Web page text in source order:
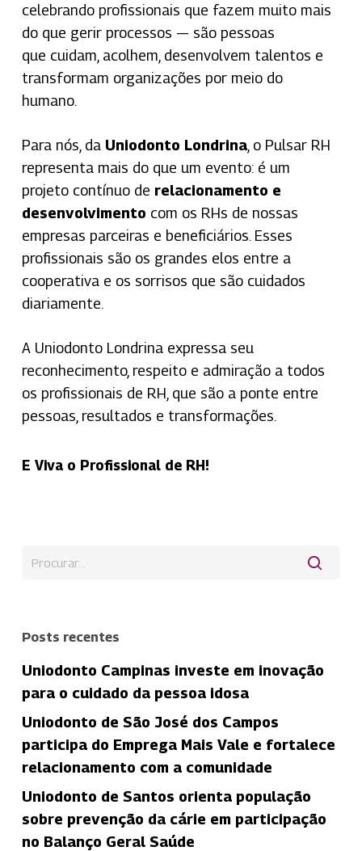
celebrando profissionais que fazem muito mais
do que gerir processos — são pessoas
que cuidam, acolhem, desenvolvem talentos e
transformam organizações por meio do
humano.
Para nós, da Uniodonto Londrina, o Pulsar RH
representa mais do que um evento: é um
projeto contínuo de relacionamento e
desenvolvimento com os RHs de nossas
empresas parceiras e beneficiários. Esses
profissionais são os grandes elos entre a
cooperativa e os sorrisos que são cuidados
diariamente.
A Uniodonto Londrina expressa seu
reconhecimento, respeito e admiração a todos
os profissionais de RH, que são a ponte entre
pessoas, resultados e transformações.
E Viva o Profissional de RH!
Posts recentes
Uniodonto Campinas investe em inovação
para o cuidado da pessoa idosa
Uniodonto de São José dos Campos
participa do Emprega Mais Vale e fortalece
relacionamento com a comunidade
Uniodonto de Santos orienta população
sobre prevenção da cárie em participação
no Balanço Geral Saúde